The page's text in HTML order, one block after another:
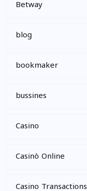
Betway
blog
bookmaker
bussines
Casino
Casinò Online
Casino Transactions